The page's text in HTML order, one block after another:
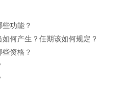
功能？
何产生？任期该如何规定？
资格？